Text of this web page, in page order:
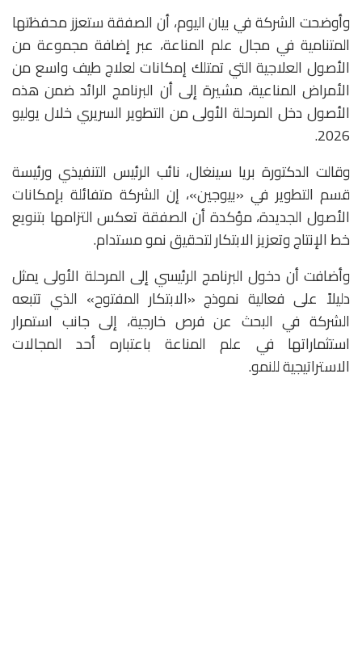
وأوضحت الشركة في بيان اليوم، أن الصفقة ستعزز محفظتها
المتنامية في مجال علم المناعة، عبر إضافة مجموعة من
الأصول العلاجية التي تمتلك إمكانات لعلاج طيف واسع من
الأمراض المناعية، مشيرة إلى أن البرنامج الرائد ضمن هذه
الأصول دخل المرحلة الأولى من التطوير السريري خلال يوليو
2026.
وقالت الدكتورة بريا سينغال، نائب الرئيس التنفيذي ورئيسة
قسم التطوير في «بيوجين»، إن الشركة متفائلة بإمكانات
الأصول الجديدة، مؤكدة أن الصفقة تعكس التزامها بتنويع
خط الإنتاج وتعزيز الابتكار لتحقيق نمو مستدام.
وأضافت أن دخول البرنامج الرئيسي إلى المرحلة الأولى يمثل
دليلاً على فعالية نموذج «الابتكار المفتوح» الذي تتبعه
الشركة في البحث عن فرص خارجية، إلى جانب استمرار
استثماراتها في علم المناعة باعتباره أحد المجالات
الاستراتيجية للنمو.